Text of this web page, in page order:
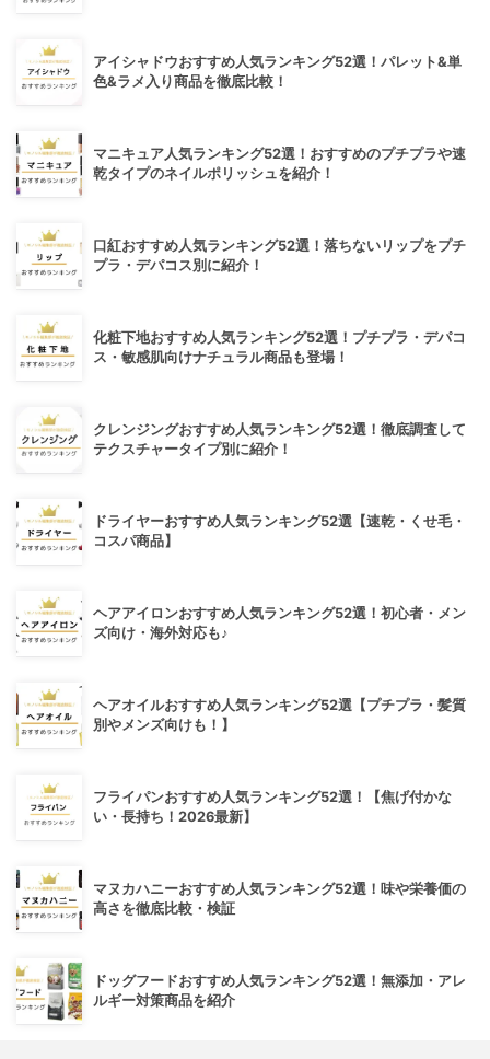
アイシャドウおすすめ人気ランキング52選！パレット&単
色&ラメ入り商品を徹底比較！
マニキュア人気ランキング52選！おすすめのプチプラや速
乾タイプのネイルポリッシュを紹介！
口紅おすすめ人気ランキング52選！落ちないリップをプチ
プラ・デパコス別に紹介！
化粧下地おすすめ人気ランキング52選！プチプラ・デパコ
ス・敏感肌向けナチュラル商品も登場！
クレンジングおすすめ人気ランキング52選！徹底調査して
テクスチャータイプ別に紹介！
ドライヤーおすすめ人気ランキング52選【速乾・くせ毛・
コスパ商品】
ヘアアイロンおすすめ人気ランキング52選！初心者・メン
ズ向け・海外対応も♪
ヘアオイルおすすめ人気ランキング52選【プチプラ・髪質
別やメンズ向けも！】
フライパンおすすめ人気ランキング52選！【焦げ付かな
い・長持ち！2026最新】
マヌカハニーおすすめ人気ランキング52選！味や栄養価の
高さを徹底比較・検証
ドッグフードおすすめ人気ランキング52選！無添加・アレ
ルギー対策商品を紹介